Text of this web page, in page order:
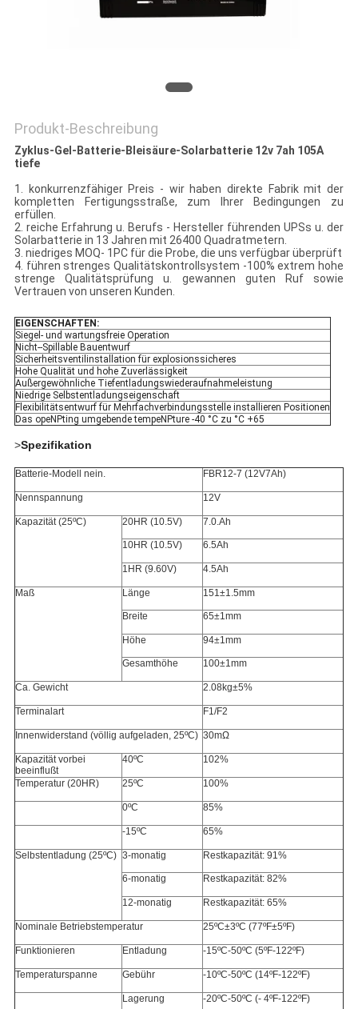
Produkt-Beschreibung
Zyklus-Gel-Batterie-Bleisäure-Solarbatterie 12v 7ah 105A
tiefe
1. konkurrenzfähiger Preis - wir haben direkte Fabrik mit der
kompletten Fertigungsstraße, zum Ihrer Bedingungen zu
erfüllen.
2. reiche Erfahrung u. Berufs - Hersteller führenden UPSs u. der
Solarbatterie in 13 Jahren mit 26400 Quadratmetern.
3. niedriges MOQ- 1PC für die Probe, die uns verfügbar überprüft
4. führen strenges Qualitätskontrollsystem -100% extrem hohe
strenge Qualitätsprüfung u. gewannen guten Ruf sowie
Vertrauen von unseren Kunden.
EIGENSCHAFTEN:
Siegel- und wartungsfreie Operation
Nicht--Spillable Bauentwurf
Sicherheitsventilinstallation für explosionssicheres
Hohe Qualität und hohe Zuverlässigkeit
Außergewöhnliche Tiefentladungswiederaufnahmeleistung
Niedrige Selbstentladungseigenschaft
Flexibilitätsentwurf für Mehrfachverbindungsstelle installieren Positionen
Das opeNPting umgebende tempeNPture -40 °C zu °C +65
>Spezifikation
Batterie-Modell nein. FBR12-7 (12V7Ah)
Nennspannung 12V
Kapazität (25ºC) 20HR (10.5V) 7.0.Ah
10HR (10.5V) 6.5Ah
1HR (9.60V) 4.5Ah
Maß Länge 151±1.5mm
Breite 65±1mm
Höhe 94±1mm
Gesamthöhe 100±1mm
Ca. Gewicht 2.08kg±5%
Terminalart F1/F2
Innenwiderstand (völlig aufgeladen, 25ºC) 30mΩ
Kapazität vorbei
beeinflußt
40ºC 102%
Temperatur (20HR) 25ºC 100%
0ºC 85%
-15ºC 65%
Selbstentladung (25ºC) 3-monatig Restkapazität: 91%
6-monatig Restkapazität: 82%
12-monatig Restkapazität: 65%
Nominale Betriebstemperatur 25ºC±3ºC (77ºF±5ºF)
Funktionieren Entladung -15ºC-50ºC (5ºF-122ºF)
Temperaturspanne Gebühr -10ºC-50ºC (14ºF-122ºF)
Lagerung -20ºC-50ºC (- 4ºF-122ºF)